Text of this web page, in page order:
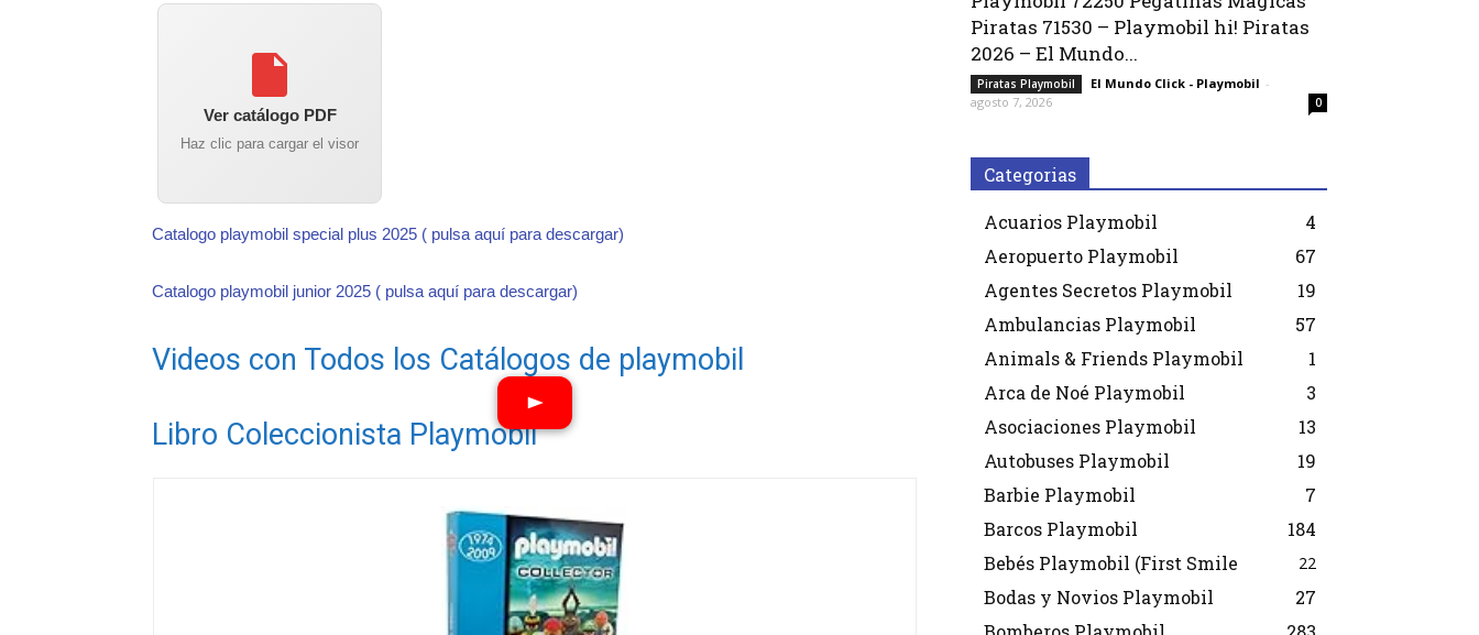
Ver catálogo PDF
Haz clic para cargar el visor
Catalogo playmobil special plus 2025 ( pulsa aquí para descargar)
Catalogo playmobil junior 2025 ( pulsa aquí para descargar)
Videos con Todos los Catálogos de playmobil
Libro Coleccionista Playmobil
Piratas 71530 – Playmobil hi! Piratas
2026 – El Mundo...
Piratas Playmobil El Mundo Click - Playmobil -
agosto 7, 2026
0
Categorias
Acuarios Playmobil
4
Aeropuerto Playmobil
67
Agentes Secretos Playmobil
19
Ambulancias Playmobil
57
Animals & Friends Playmobil
1
Arca de Noé Playmobil
3
Asociaciones Playmobil
13
Autobuses Playmobil
19
Barbie Playmobil
7
Barcos Playmobil
184
Bebés Playmobil (First Smile
22
Bodas y Novios Playmobil
27